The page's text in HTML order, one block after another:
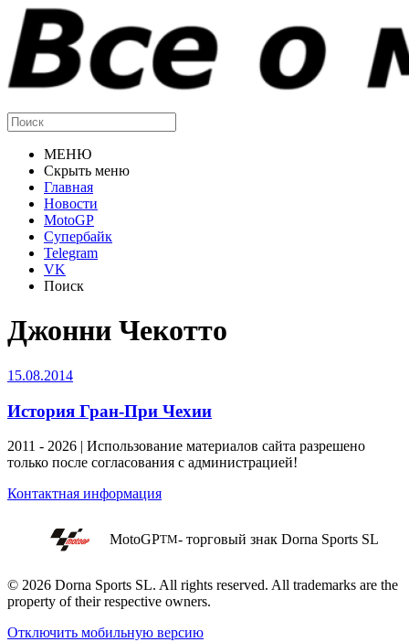
МЕНЮ
Скрыть меню
Главная
Новости
MotoGP
Супербайк
Telegram
VK
Поиск
Джонни Чекотто
15.08.2014
История Гран-При Чехии
2011 - 2026 | Использование материалов сайта разрешено
только после согласования с администрацией!
Контактная информация
MotoGPTM- торговый знак Dorna Sports SL
© 2026 Dorna Sports SL. All rights reserved. All trademarks are the
property of their respective owners.
Отключить мобильную версию